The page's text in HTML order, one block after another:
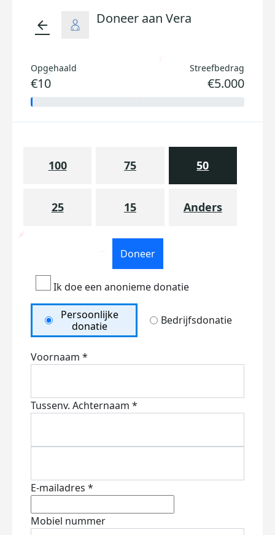
arrow_back Doneer aan Vera
Opgehaald
€10
Streefbedrag
€5.000
100 75 50
25 15 Anders
Doneer
Ik doe een anonieme donatie
Persoonlijke
donatie
Bedrijfsdonatie
Voornaam *
Tussenv. Achternaam *
E-mailadres *
Mobiel nummer